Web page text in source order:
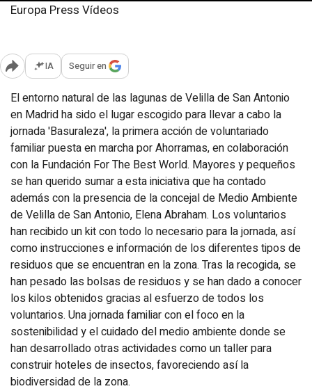
Europa Press Vídeos
Abrir opciones para compartir
IA Seguir en
El entorno natural de las lagunas de Velilla de San Antonio
en Madrid ha sido el lugar escogido para llevar a cabo la
jornada 'Basuraleza', la primera acción de voluntariado
familiar puesta en marcha por Ahorramas, en colaboración
con la Fundación For The Best World. Mayores y pequeños
se han querido sumar a esta iniciativa que ha contado
además con la presencia de la concejal de Medio Ambiente
de Velilla de San Antonio, Elena Abraham. Los voluntarios
han recibido un kit con todo lo necesario para la jornada, así
como instrucciones e información de los diferentes tipos de
residuos que se encuentran en la zona. Tras la recogida, se
han pesado las bolsas de residuos y se han dado a conocer
los kilos obtenidos gracias al esfuerzo de todos los
voluntarios. Una jornada familiar con el foco en la
sostenibilidad y el cuidado del medio ambiente donde se
han desarrollado otras actividades como un taller para
construir hoteles de insectos, favoreciendo así la
biodiversidad de la zona.